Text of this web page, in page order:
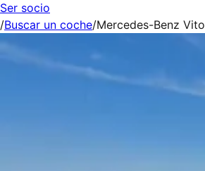
Ser socio
/Buscar un coche/Mercedes-Benz Vito